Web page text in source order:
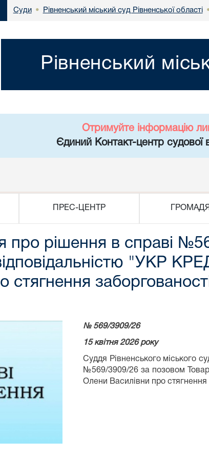
Суди • Рівненський міський суд Рівненської області
Рівненський
Отримуйте інформацію
Єдиний Контакт-центр судової
ПРЕС-ЦЕНТР
про рішення в справі
"УКР
стягнення
№ 569/3909/26
15квітня2026року
Суддя Рівненського міського
№569/3909/26 за позовом
Олени Василівни про стягнення